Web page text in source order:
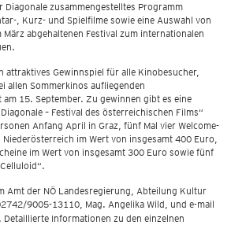
Diagonale zusammengestelltes Programm
, Kurz- und Spielfilme sowie eine Auswahl von
März abgehaltenen Festival zum internationalen
attraktives Gewinnspiel für alle Kinobesucher,
allen Sommerkinos aufliegenden
15. September. Zu gewinnen gibt es eine
– Festival des österreichischen Films“
Anfang April in Graz, fünf Mal vier Welcome-
im Wert von insgesamt 400 Euro,
im Wert von insgesamt 300 Euro sowie fünf
Amt der NÖ Landesregierung, Abteilung Kultur
9005-13110, Mag. Angelika Wild, und e-mail
. Detaillierte Informationen zu den einzelnen